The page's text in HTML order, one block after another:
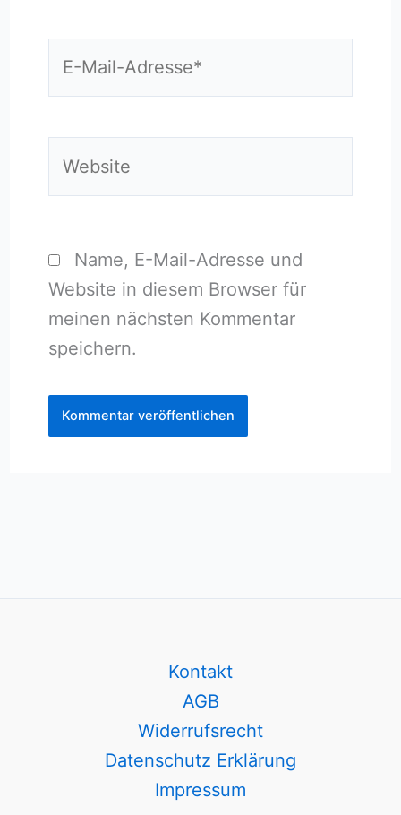
Name, E-Mail-Adresse und
Website in diesem Browser für
meinen nächsten Kommentar
speichern.
Kontakt
AGB
Widerrufsrecht
Datenschutz Erklärung
Impressum